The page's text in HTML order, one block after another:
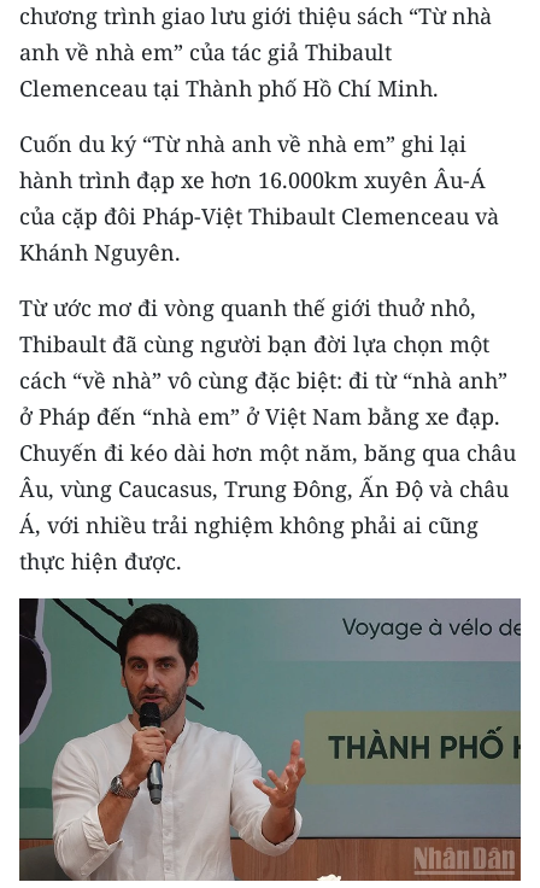
CHƯƠNG TRÌNH OCOP - MỖI XÃ
MỘT SẢN PHẨM
RADIO
MEDIA CENTER
E-Magazine
Video
Media Chính trị
Media Kinh tế
Media Văn hóa
Media Xã hội
Media Pháp luật
Media Du lịch
Media Thế giới
Media Thể thao
Media Giáo dục
Media Y tế
chương trình giao lưu giới thiệu sách “Từ nhà
anh về nhà em” của tác giả Thibault
Clemenceau tại Thành phố Hồ Chí Minh.
Cuốn du ký “Từ nhà anh về nhà em” ghi lại
hành trình đạp xe hơn 16.000km xuyên Âu-Á
của cặp đôi Pháp-Việt Thibault Clemenceau và
Khánh Nguyên.
Từ ước mơ đi vòng quanh thế giới thuở nhỏ,
Thibault đã cùng người bạn đời lựa chọn một
cách “về nhà” vô cùng đặc biệt: đi từ “nhà anh”
ở Pháp đến “nhà em” ở Việt Nam bằng xe đạp.
Chuyến đi kéo dài hơn một năm, băng qua châu
Âu, vùng Caucasus, Trung Đông, Ấn Độ và châu
Á, với nhiều trải nghiệm không phải ai cũng
thực hiện được.